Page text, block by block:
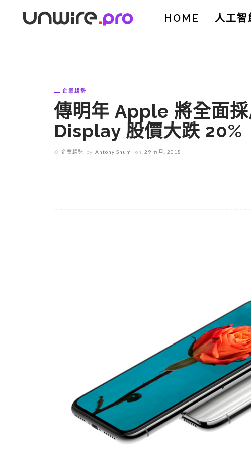
HOME 人工智
企業趨勢
傳明年 Apple 將全面
Display 股價大跌 20%
企業趨勢 by Antony Shum on 29 五月, 2018